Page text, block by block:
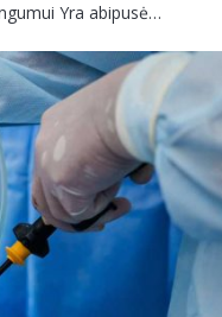
Yra abipusė…